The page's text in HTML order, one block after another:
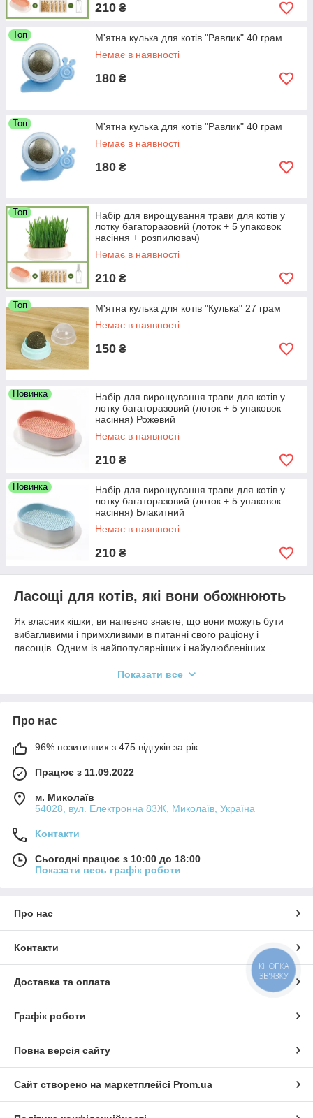
210 ₴
Топ
М'ятна кулька для котів "Равлик" 40 грам
Немає в наявності
180 ₴
Топ
М'ятна кулька для котів "Равлик" 40 грам
Немає в наявності
180 ₴
Топ
Набір для вирощування трави для котів у
лотку багаторазовий (лоток + 5 упаковок
насіння + розпилювач)
Немає в наявності
210 ₴
Топ
М'ятна кулька для котів "Кулька" 27 грам
Немає в наявності
150 ₴
Новинка
Набір для вирощування трави для котів у
лотку багаторазовий (лоток + 5 упаковок
насіння) Рожевий
Немає в наявності
210 ₴
Новинка
Набір для вирощування трави для котів у
лотку багаторазовий (лоток + 5 упаковок
насіння) Блакитний
Немає в наявності
210 ₴
Ласощі для котів, які вони обожнюють
Як власник кішки, ви напевно знаєте, що вони можуть бути
вибагливими і примхливими в питанні свого раціону і
ласощів. Одним із найпопулярніших і найулюбленіших
вашому улюбленцю не тільки задоволення від гри, а й
Давайте докладніше розберемося, що таке м'ятна кулька для
Особливості м'ятної кульки для кота
М'ятна куля для кота викликає у вихованця ейфорію і
стимулює його активність. Коли улюбленець грається з
м'ятною кулькою, він часто починає облизувати, гризти або
грати з нею, що приносить йому задоволення і забезпечує
розвагу.
Зменшення стресу: м'ятні кульки можуть допомогти
вашій кішці розслабитися і зняти стрес після
напруженого дня або під час періодів адаптації до
Стимуляція почуттів: м'ятний аромат кульок зазвичай
дуже привабливий для котів і стимулює їхній нюх. Це
створює у них відчуття задоволення та інтересу до гри.
Ейфоричний ефект: речовина, що міститься в м'яті,
викликає у котів ейфорію і стимулює їхню ігрову
Натуральні компоненти: м'ятні кульки не містять
Показати все
Про нас
96% позитивних з 475 відгуків за рік
Працює з 11.09.2022
м. Миколаїв
54028, вул. Електронна 83Ж, Миколаїв, Україна
Контакти
Сьогодні працює з 10:00 до 18:00
Показати весь графік роботи
Про нас
Контакти
Доставка та оплата
Графік роботи
Повна версія сайту
Сайт створено на маркетплейсі Prom.ua
КНОПКА
ЗВ'ЯЗКУ